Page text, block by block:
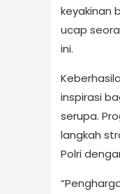
keyakinan
ucap
ini.
inspirasi
serupa.
langkah
Polri